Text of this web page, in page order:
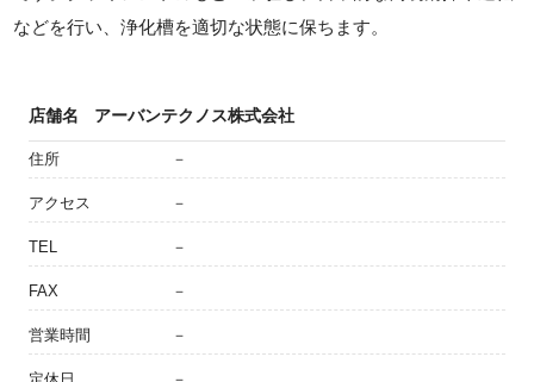
などを行い、浄化槽を適切な状態に保ちます。
店舗名 アーバンテクノス株式会社
住所 －
アクセス －
TEL －
FAX －
営業時間 －